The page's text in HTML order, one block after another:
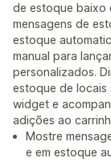
de estoque baixo
mensagens de
estoque
manual para
personalizados.
estoque de locais
widget e
adições ao
Mostre
e em estoque